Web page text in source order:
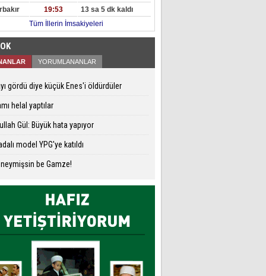
19:53
13 sa 5 dk kaldı
Tüm İllerin İmsakiyeleri
YORUMLANANLAR
gördü diye küçük Enes'i öldürdüler
helal yaptılar
Gül: Büyük hata yapıyor
model YPG'ye katıldı
be Gamze!